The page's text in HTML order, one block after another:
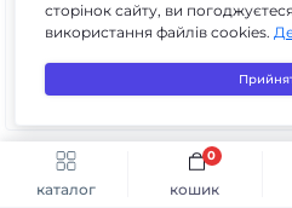
каталог кошик
0
Швидке замовлення
-13% в наявності
3 3 3
сторінок сайту, ви
використання файлів cookies.